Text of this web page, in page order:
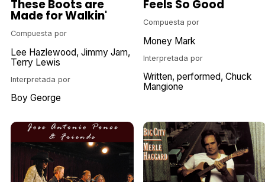
These Boots are
Made for Walkin'
Compuesta por
Lee Hazlewood Jimmy Jam
Terry Lewis
Interpretada por
Boy George
Feels So Good
Compuesta por
Money Mark
Interpretada por
Written performed Chuck
Mangione